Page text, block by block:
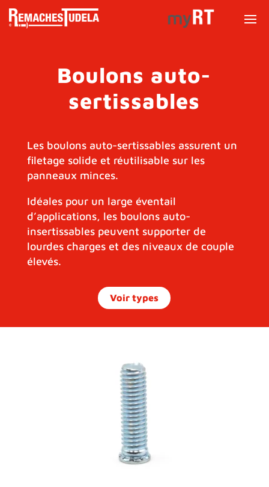
Boulons auto-
sertissables
Les boulons auto-sertissables assurent un
filetage solide et réutilisable sur les
panneaux minces.
Idéales pour un large éventail
d’applications, les boulons auto-
insertissables peuvent supporter de
lourdes charges et des niveaux de couple
élevés.
Voir types